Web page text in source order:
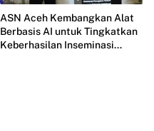
ASN Aceh Kembangkan Alat
Berbasis AI untuk Tingkatkan
Keberhasilan Inseminasi